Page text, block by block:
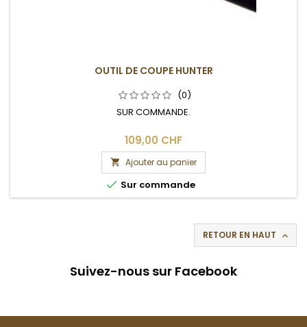
OUTIL DE COUPE HUNTER
(0)
SUR COMMANDE.
109,00 CHF
 Ajouter au panier
 Sur commande
RETOUR EN HAUT 
Suivez-nous sur Facebook